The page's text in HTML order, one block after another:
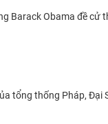
Barack Obama đề cử
tổng thống Pháp, Đại